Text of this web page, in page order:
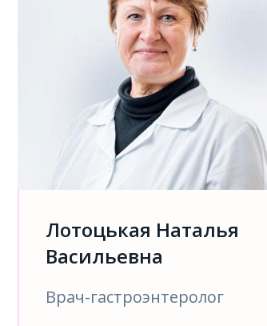
Лотоцькая Наталья
Васильевна
Врач-гастроэнтеролог